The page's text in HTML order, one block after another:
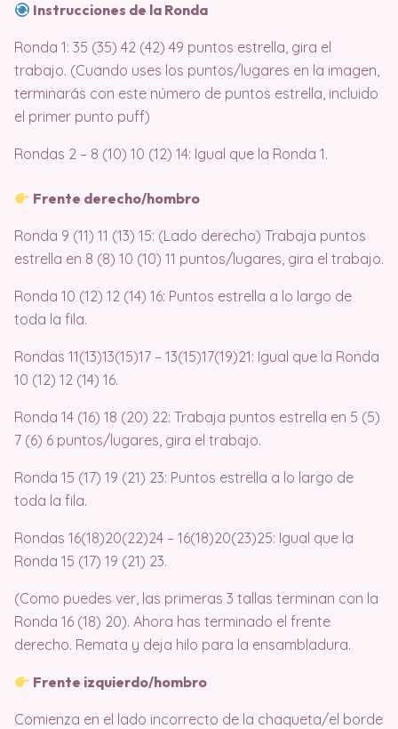
Instrucciones de la Ronda
Ronda 1: 35 (35) 42 (42) 49 puntos estrella, gira el
trabajo. (Cuando uses los puntos/lugares en la imagen,
terminarás con este número de puntos estrella, incluido
el primer punto puff)
Rondas 2 – 8 (10) 10 (12) 14: Igual que la Ronda 1.
Frente derecho/hombro
Ronda 9 (11) 11 (13) 15: (Lado derecho) Trabaja puntos
estrella en 8 (8) 10 (10) 11 puntos/lugares, gira el trabajo.
Ronda 10 (12) 12 (14) 16: Puntos estrella a lo largo de
toda la fila.
Rondas 11(13)13(15)17 – 13(15)17(19)21: Igual que la Ronda
10 (12) 12 (14) 16.
Ronda 14 (16) 18 (20) 22: Trabaja puntos estrella en 5 (5)
7 (6) 6 puntos/lugares, gira el trabajo.
Ronda 15 (17) 19 (21) 23: Puntos estrella a lo largo de
toda la fila.
Rondas 16(18)20(22)24 – 16(18)20(23)25: Igual que la
Ronda 15 (17) 19 (21) 23.
(Como puedes ver, las primeras 3 tallas terminan con la
Ronda 16 (18) 20). Ahora has terminado el frente
derecho. Remata y deja hilo para la ensambladura.
Frente izquierdo/hombro
Comienza en el lado incorrecto de la chaqueta/el borde